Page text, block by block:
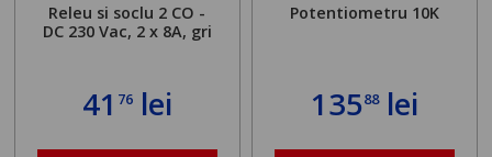
Releu si soclu 2 CO -
DC 230 Vac, 2 x 8A, gri
41 76lei
Potentiometru 10K
13588lei